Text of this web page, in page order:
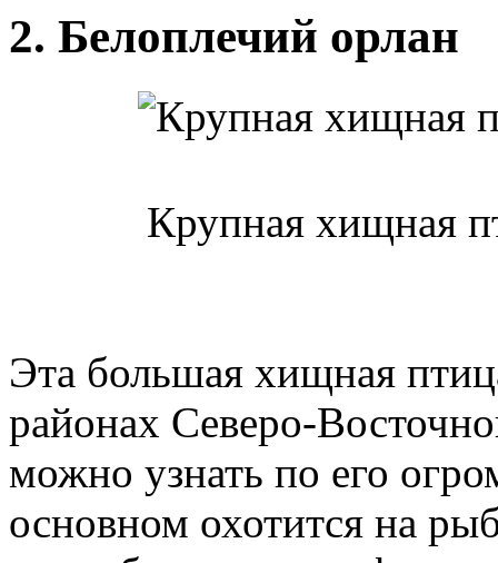
2. Белоплечий орлан
Крупная хищная
Эта большая хищная
районах Северо-
можно узнать по его
основном охотится на